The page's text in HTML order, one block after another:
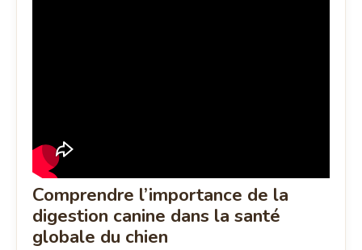
Comprendre l’importance de la
digestion canine dans la santé
globale du chien